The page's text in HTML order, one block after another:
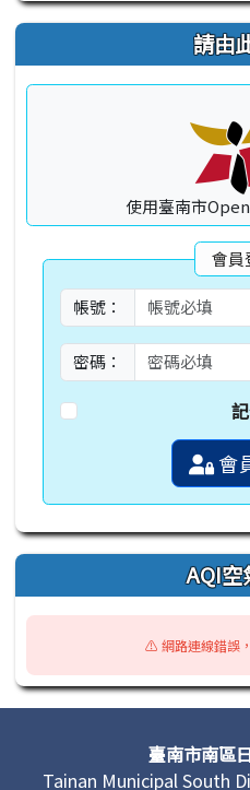
請由
使用臺南市
會員
帳號：
密碼：
會
AQI空
⚠️ 網路連線錯誤
頁尾區域內容臺南市南區
Tainan Municipal South